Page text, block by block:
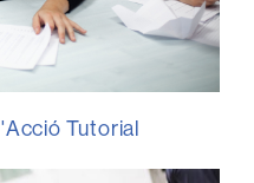
Tutorial